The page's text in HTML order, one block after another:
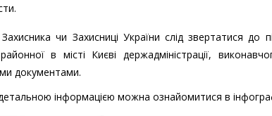
чи Захисниці України слід звертатися до
в місті Києві держадміністрації,
документами.
інформацією можна ознайомитися в